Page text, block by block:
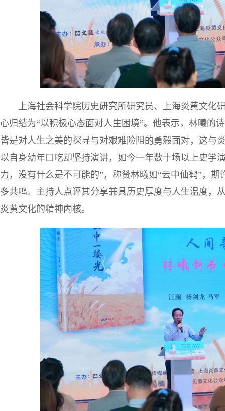
上海社会科学院历史研究所研究员、上海炎黄文
心归结为“以积极心态面对人生困境”。他表示，林曦的
皆是对人生之美的探寻与对艰难险阻的勇毅面对，这与
以自身幼年口吃却坚持演讲，如今一年数十场以上史学
力，没有什么是不可能的”，称赞林曦如“云中仙鹤”，
多共鸣。主持人点评其分享兼具历史厚度与人生温度，
炎黄文化的精神内核。